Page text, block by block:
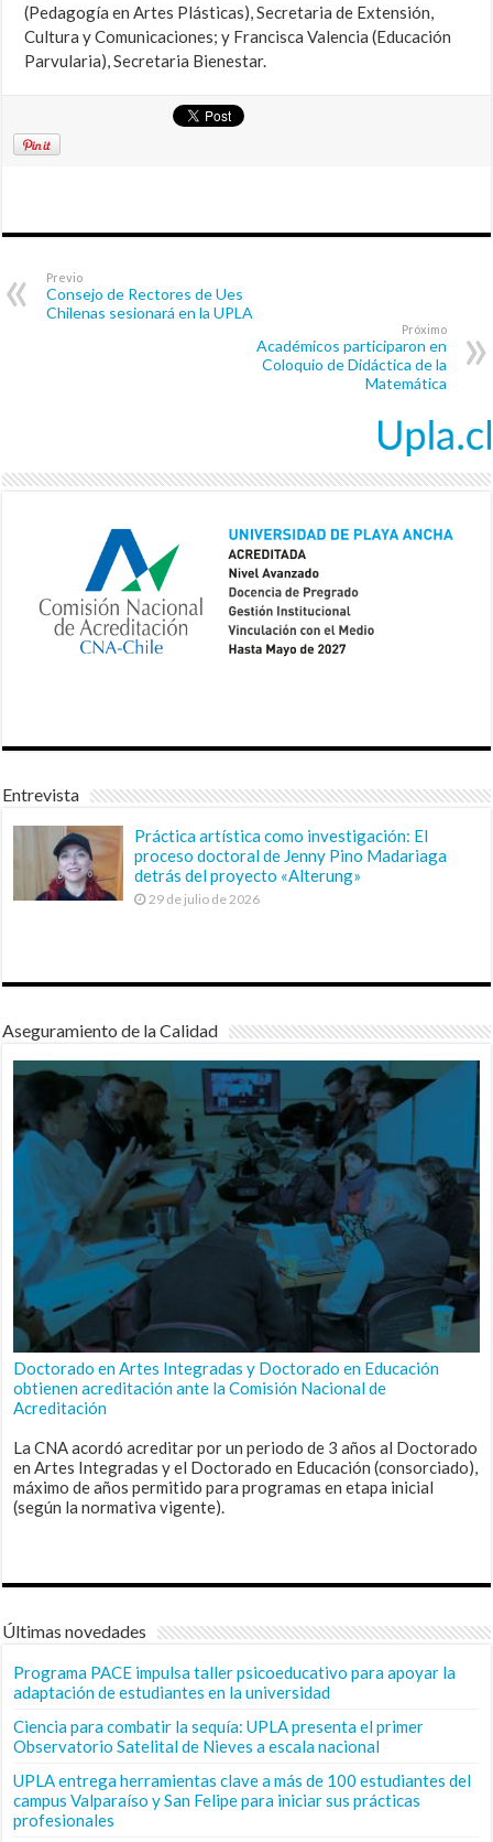
(Pedagogía en Artes Plásticas), Secretaria de Extensión,
Cultura y Comunicaciones; y Francisca Valencia (Educación
Parvularia), Secretaria Bienestar.
Previo
Consejo de Rectores de Ues
Chilenas sesionará en la UPLA
Próximo
Académicos participaron en
Coloquio de Didáctica de la
Matemática
Entrevista
Práctica artística como investigación: El
proceso doctoral de Jenny Pino Madariaga
detrás del proyecto «Alterung»
29 de julio de 2026
Aseguramiento de la Calidad
Doctorado en Artes Integradas y Doctorado en Educación
obtienen acreditación ante la Comisión Nacional de
Acreditación
La CNA acordó acreditar por un periodo de 3 años al Doctorado
en Artes Integradas y el Doctorado en Educación (consorciado),
máximo de años permitido para programas en etapa inicial
(según la normativa vigente).
Últimas novedades
Programa PACE impulsa taller psicoeducativo para apoyar la
adaptación de estudiantes en la universidad
Ciencia para combatir la sequía: UPLA presenta el primer
Observatorio Satelital de Nieves a escala nacional
UPLA entrega herramientas clave a más de 100 estudiantes del
campus Valparaíso y San Felipe para iniciar sus prácticas
profesionales